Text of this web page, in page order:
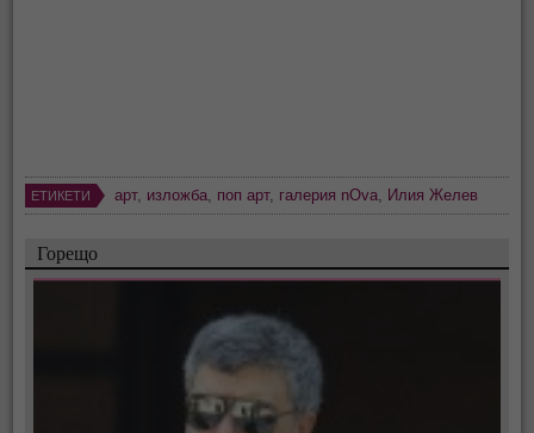
ЕТИКЕТИ арт, изложба, поп арт, галерия nОva, Илия Желев
Горещо